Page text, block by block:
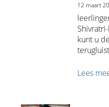
12 maart
kunt u
Lees